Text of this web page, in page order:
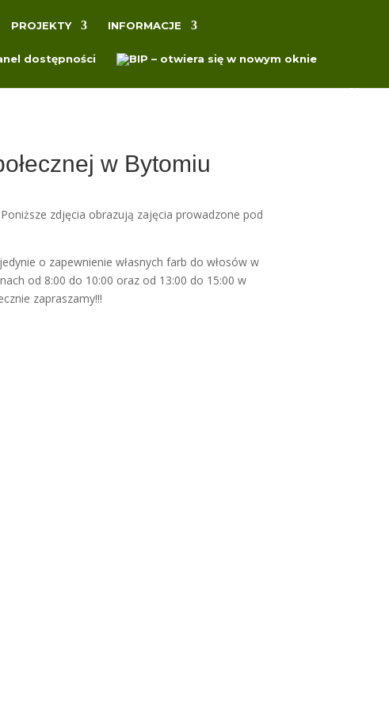
PROJEKTY INFORMACJE
w Bytomiu
zdjęcia obrazują zajęcia prowadzone pod
o zapewnienie własnych farb do włosów w
od 8:00 do 10:00 oraz od 13:00 do 15:00 w
zapraszamy!!!